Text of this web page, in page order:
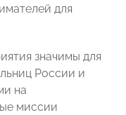
для
значимы для
России и
на
миссии